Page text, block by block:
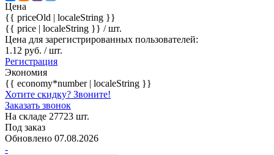
Цена
{{ priceOld | localeString }}
{{ price | localeString }} / шт.
Цена для зарегистрированных пользователей:
1.12 руб. / шт.
Регистрация
Экономия
{{ economy*number | localeString }}
Хотите скидку? Звоните!
Заказать звонок
На складе 27723 шт.
Под заказ
Обновлено 07.08.2026
-